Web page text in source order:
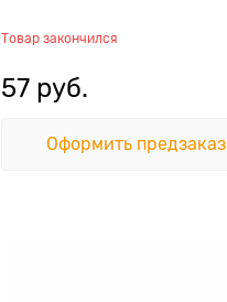
Товар закончился
57 руб.
Оформить предзаказ